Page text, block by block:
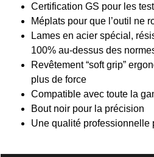
Certification GS pour les
Méplats pour que l’outil ne
Lames en acier spécial,
100% au-dessus des
Revêtement “soft grip”
plus de force
Compatible avec toute la
Bout noir pour la précision
Une qualité professionnelle